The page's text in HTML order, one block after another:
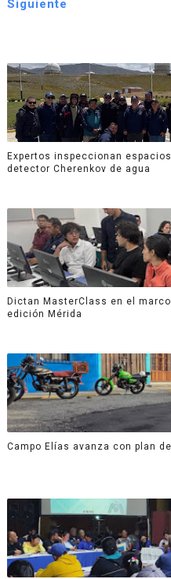
Siguiente
Expertos inspeccionan
detector Cherenkov de agua
Dictan MasterClass en el
edición Mérida
Campo Elías avanza con plan